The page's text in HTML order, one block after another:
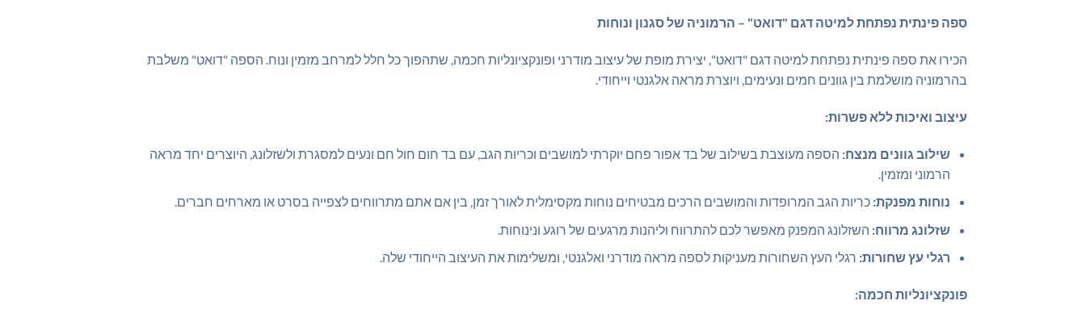
ספה פינתית נפתחת למיטה דגם "דואט" – הרמוניה של סגנון ונוחות
הכירו את ספה פינתית נפתחת למיטה דגם "דואט", יצירת מופת של עיצוב מודרני ופונקציונליות חכמה, שתהפוך כל חלל למרחב מזמין ונוח. הספה "דואט" משלבת
בהרמוניה מושלמת בין גוונים חמים ונעימים, ויוצרת מראה אלגנטי וייחודי.
עיצוב ואיכות ללא פשרות:
שילוב גוונים מנצח: הספה מעוצבת בשילוב של בד אפור פחם יוקרתי למושבים וכריות הגב, עם בד חום חול חם ונעים למסגרת ולשזלונג, היוצרים יחד מראה
הרמוני ומזמין.
נוחות מפנקת: כריות הגב המרופדות והמושבים הרכים מבטיחים נוחות מקסימלית לאורך זמן, בין אם אתם מתרווחים לצפייה בסרט או מארחים חברים.
שזלונג מרווח: השזלונג המפנק מאפשר לכם להתרווח וליהנות מרגעים של רוגע ונינוחות.
רגלי עץ שחורות: רגלי העץ השחורות מעניקות לספה מראה מודרני ואלגנטי, ומשלימות את העיצוב הייחודי שלה.
פונקציונליות חכמה: